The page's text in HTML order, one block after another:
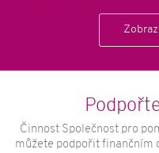
Činnost Společnost pro
můžete podpořit finančním